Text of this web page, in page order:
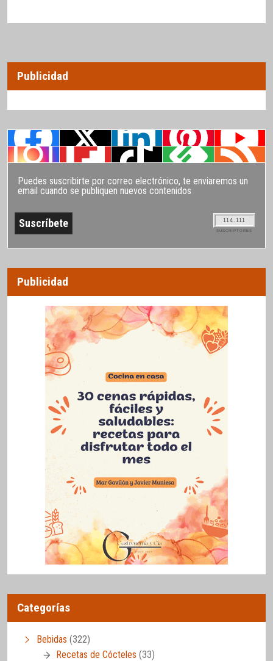
Publicidad
Puedes suscribirte por correo electrónico, te enviaremos un
email cuando se publiquen nuevos contenidos
114.111
SUSCRIPTORES
Publicidad
Categorías
Bebidas (322)
Recetas de Cócteles (33)